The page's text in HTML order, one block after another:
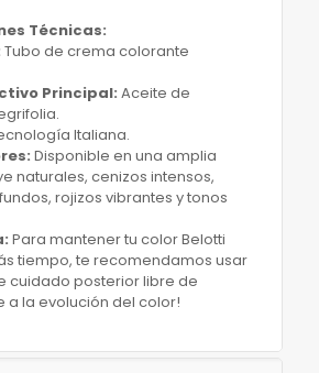
Técnicas:
Tubo de crema colorante
Principal: Aceite de
Italiana.
Disponible en una amplia
naturales, cenizos intensos,
rojizos vibrantes y tonos
Para mantener tu color Belotti
tiempo, te recomendamos usar
cuidado posterior libre de
a la evolución del color!